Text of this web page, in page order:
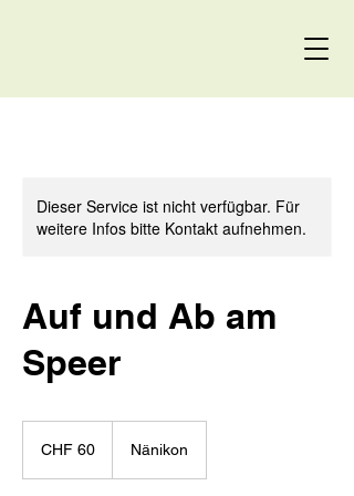
Dieser Service ist nicht verfügbar. Für
weitere Infos bitte Kontakt aufnehmen.
Auf und Ab am
Speer
Franken
CHF 60 Nänikon